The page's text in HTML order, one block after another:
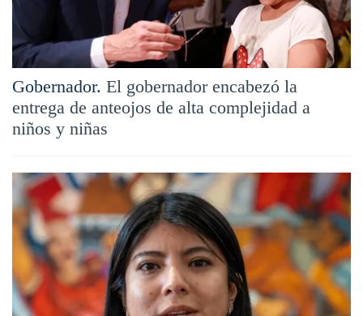
Gobernador. El gobernador encabezó la
entrega de anteojos de alta complejidad a
niños y niñas